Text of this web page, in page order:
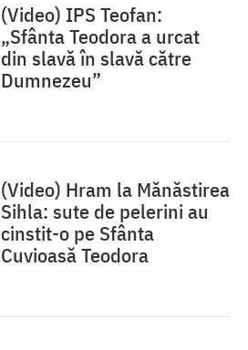
(Video) IPS Teofan:
„Sfânta Teodora a urcat
din slavă în slavă către
Dumnezeu”
(Video) Hram la Mănăstirea
Sihla: sute de pelerini au
cinstit-o pe Sfânta
Cuvioasă Teodora